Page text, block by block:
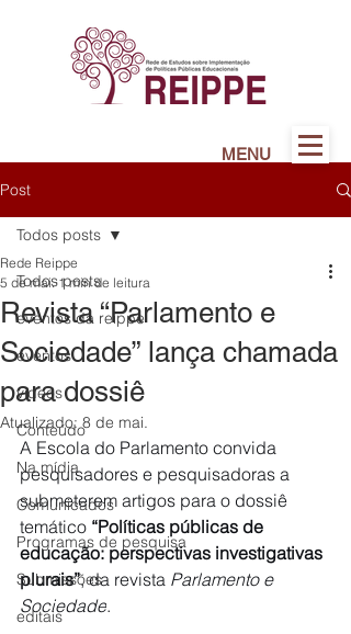
MENU
Post
Todos posts
eventos da reippe
eventos
vídeos
Conteúdo
Na mídia
Comunicados
Programas de pesquisa
Submissões
editais
Todos posts
Revista “Parlamento e
Sociedade” lança chamada
para dossiê
Rede Reippe
5 de mai. 1 min de leitura
Atualizado:8 de mai.
A Escola do Parlamento convida
pesquisadores e pesquisadoras a
submeterem artigos para o dossiê
temático “Políticas públicas de
educação: perspectivas investigativas
plurais”, da revista Parlamento e
Sociedade.